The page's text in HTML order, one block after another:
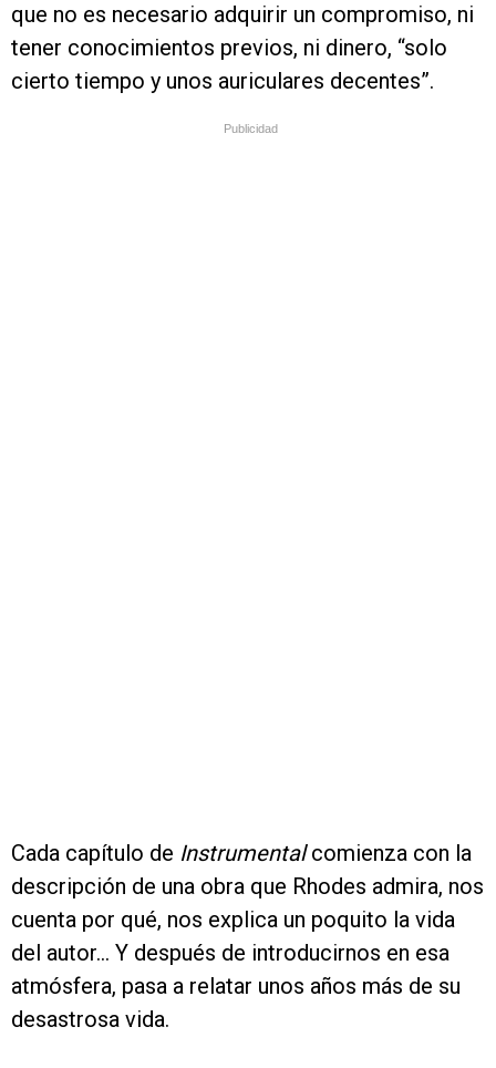
que no es necesario adquirir un compromiso, ni
tener conocimientos previos, ni dinero, “solo
cierto tiempo y unos auriculares decentes”.
Publicidad
Cada capítulo de Instrumentalcomienza con la
descripción de una obra que Rhodes admira, nos
cuenta por qué, nos explica un poquito la vida
del autor... Y después de introducirnos en esa
atmósfera, pasa a relatar unos años más de su
desastrosa vida.